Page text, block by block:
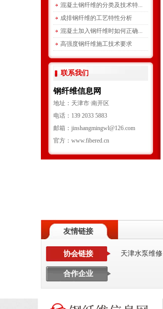
混凝土钢纤维的分类及技术特...
成排钢纤维的工艺特性分析
混凝土加入钢纤维时如何正确...
高强度钢纤维施工技术要求
联系我们
钢纤维信息网
地址：天津市·南开区
电话：139 2033 5883
邮箱：jinshangmingwl@126.com
官方：www.fibered.cn
友情链接
协会链接
合作企业
天津水泵维修